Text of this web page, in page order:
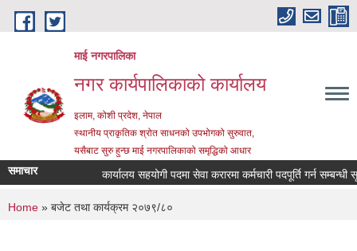
Skip to main content
माई नगरपालिका
नगर कार्यपालिकाको कार्यालय
इलाम, कोशी प्रदेश, नेपाल
स्थानीय प्राकृतिक श्रोत साधनको उपभोगको सुरुवात,
यसैबाट सुरु हुन्छ माई नगरपालिकाको समृद्धिको आधार
समाचार कार्यालय सहयोगी पदमा सेवा करारमा कर्मचारी पदपूर्ति गर्न सम्बन्धी
You are here
Home » बजेट तथा कार्यक्रम २०७९/८०